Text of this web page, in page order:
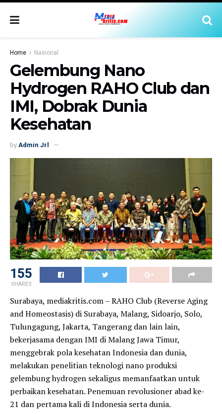
Home Nasional
Gelembung Nano
Hydrogen RAHO Club dan
IMI, Dobrak Dunia
Kesehatan
by Admin Jrl
155
SHARES
Surabaya, mediakritis.com – RAHO Club (Reverse Aging
and Homeostasis) di Surabaya, Malang, Sidoarjo, Solo,
Tulungagung, Jakarta, Tangerang dan lain lain,
bekerjasama dengan IMI di Malang Jawa Timur,
menggebrak pola kesehatan Indonesia dan dunia,
melakukan penelitian teknologi nano produksi
gelembung hydrogen sekaligus memanfaatkan untuk
perbaikan kesehatan. Penemuan revolusioner abad ke-
21 dan pertama kali di Indonesia serta dunia.